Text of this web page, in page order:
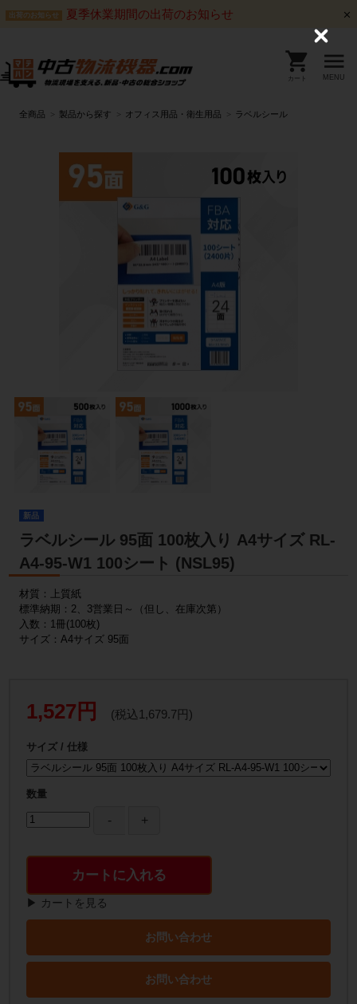
出荷のお知らせ 夏季休業期間の出荷のお知らせ
カート MENU
全商品 製品から探す オフィス用品・衛生用品 ラベルシール
新品
ラベルシール 95面 100枚入り A4サイズ RL-
A4-95-W1 100シート (NSL95)
材質：上質紙
標準納期：2、3営業日～（但し、在庫次第）
入数：1冊(100枚)
サイズ：A4サイズ 95面
1,527円 (税込1,679.7円)
サイズ / 仕様
数量
カートに入れる
▶ カートを見る
お問い合わせ
お問い合わせ
C
o
s